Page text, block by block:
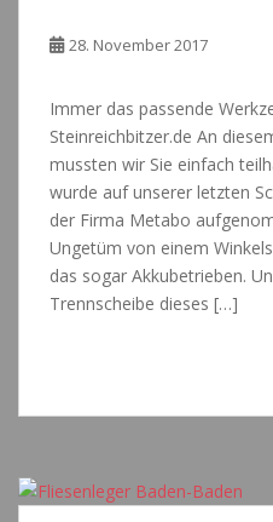
28. November 2017
Immer das passende
Steinreichbitzer.de An
mussten wir Sie einfach
wurde auf unserer letzten
der Firma Metabo
Ungetüm von einem
das sogar Akkubetrieben.
Trennscheibe dieses […]